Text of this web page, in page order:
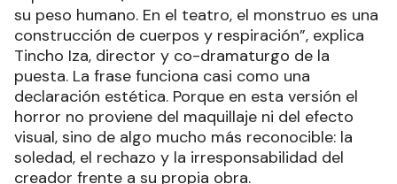
su peso humano. En el teatro, el monstruo es una
construcción de cuerpos y respiración”, explica
Tincho Iza, director y co-dramaturgo de la
puesta. La frase funciona casi como una
declaración estética. Porque en esta versión el
horror no proviene del maquillaje ni del efecto
visual, sino de algo mucho más reconocible: la
soledad, el rechazo y la irresponsabilidad del
creador frente a su propia obra.